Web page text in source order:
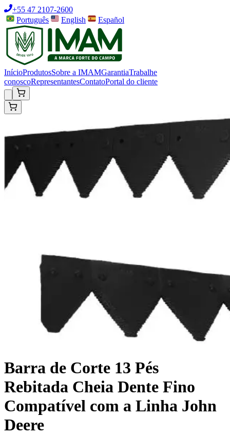
+55 47 2107-2600
Português
English Español
InícioProdutosSobre a IMAMGarantiaTrabalhe
conoscoRepresentantesContatoPortal do cliente
Barra de Corte 13 Pés
Rebitada Cheia Dente Fino
Compatível com a Linha John
Deere